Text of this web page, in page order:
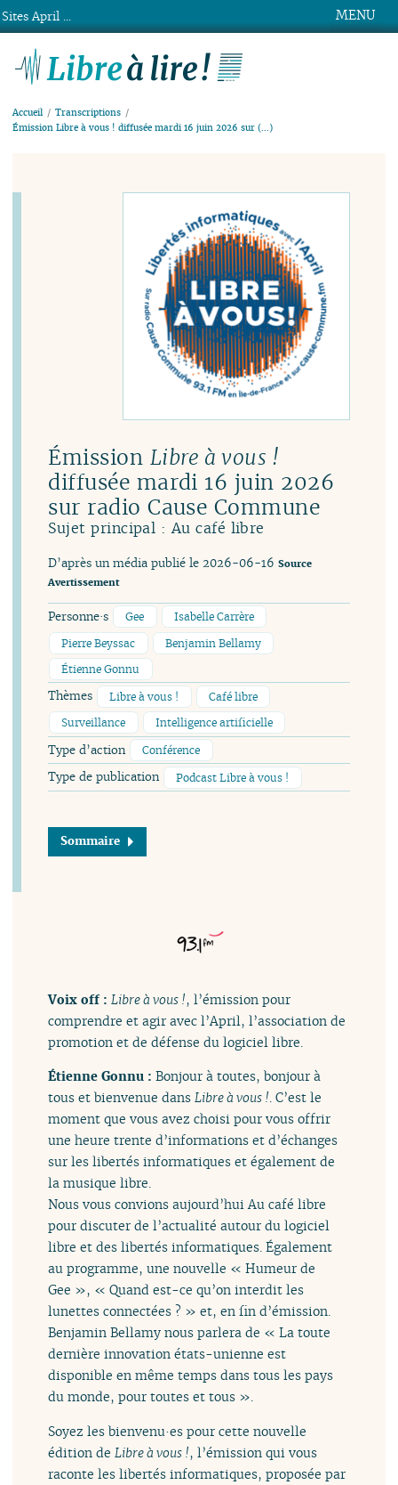
MENU
Accueil
Transcriptions
Émission Libre à vous ! diffusée mardi 16 juin 2026 sur (…)
Émission Libre à vous !
diffusée mardi 16 juin 2026
sur radio Cause Commune
Sujet principal : Au café libre
D’après un média publié le 2026-06-16 Source
Avertissement
Personne·s Gee
Isabelle Carrère
Pierre Beyssac
Benjamin Bellamy
Étienne Gonnu
Thèmes Libre à vous !
Café libre
Surveillance
Intelligence artificielle
Type d’action Conférence
Type de publication Podcast Libre à vous !
Sommaire
Voix off :Libre à vous !, l’émission pour
comprendre et agir avec l’April, l’association de
promotion et de défense du logiciel libre.
Étienne Gonnu :Bonjour à toutes, bonjour à
tous et bienvenue dansLibre à vous !. C’est le
moment que vous avez choisi pour vous offrir
une heure trente d’informations et d’échanges
sur les libertés informatiques et également de
la musique libre.
Nous vous convions aujourd’hui Au café libre
pour discuter de l’actualité autour du logiciel
libre et des libertés informatiques. Également
au programme, une nouvelle « Humeur de
Gee », « Quand est-ce qu’on interdit les
lunettes connectées ? » et, en fin d’émission.
Benjamin Bellamy nous parlera de « La toute
dernière innovation états-unienne est
disponible en même temps dans tous les pays
du monde, pour toutes et tous ».
Soyez les bienvenu·es pour cette nouvelle
édition de Libre à vous !, l’émission qui vous
raconte les libertés informatiques, proposée par
Sites April ...